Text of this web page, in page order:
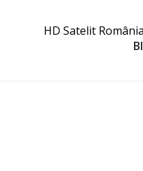
HD Satelit